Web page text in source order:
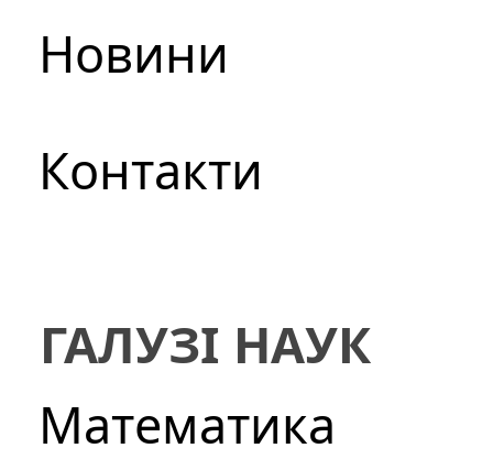
Новини
Контакти
ГАЛУЗІ НАУК
Математика